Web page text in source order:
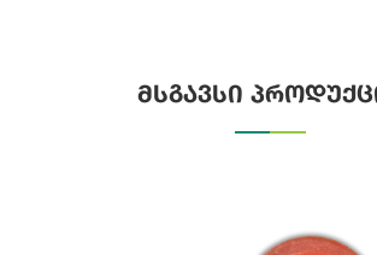
მსგავსი